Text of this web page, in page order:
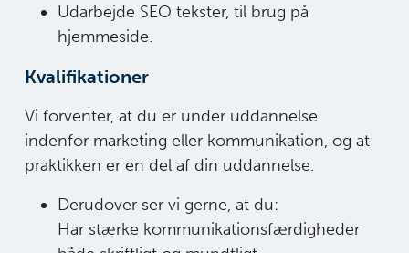
Udarbejde SEO tekster, til brug på
hjemmeside.
Kvalifikationer
Vi forventer, at du er under uddannelse
indenfor marketing eller kommunikation, og at
praktikken er en del af din uddannelse.
Derudover ser vi gerne, at du:
Har stærke kommunikationsfærdigheder